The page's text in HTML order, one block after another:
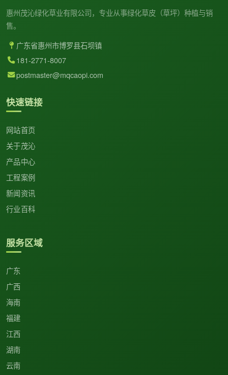
惠州茂沁绿化草业有限公司，专业从事绿化草皮（草坪）种植与销
售。
广东省惠州市博罗县石坝镇
181-2771-8007
postmaster@mqcaopi.com
快速链接
网站首页
关于茂沁
产品中心
工程案例
新闻资讯
行业百科
服务区域
广东
广西
海南
福建
江西
湖南
云南